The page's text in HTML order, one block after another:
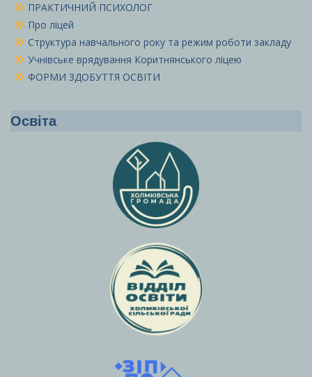
ПРАКТИЧНИЙ ПСИХОЛОГ
Про ліцей
Структура навчального року та режим роботи закладу
Учнівське врядування Коритнянського ліцею
ФОРМИ ЗДОБУТТЯ ОСВІТИ
Освіта